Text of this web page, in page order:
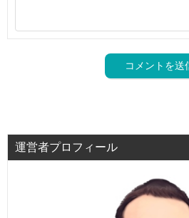
運営者プロフィール